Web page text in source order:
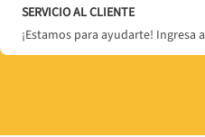
SERVICIO AL CLIENTE
¡Estamos para ayudarte! Ingresa a